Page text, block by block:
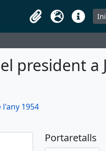
in browse page
Portaretalls
IdiomaDreceres
president a
1954
Portaretalls